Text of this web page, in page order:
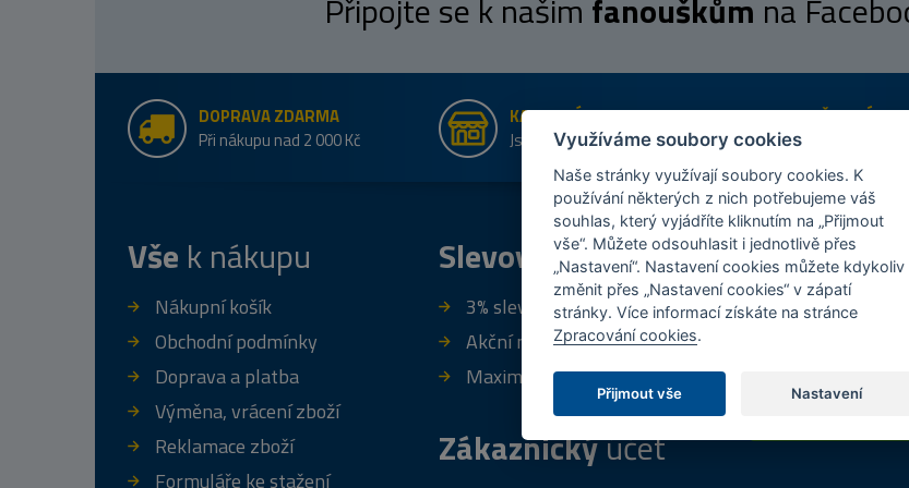
Připojte se k našim fanouškům na
DOPRAVA ZDARMA
Při nákupu nad 2 000 Kč
KAMENNÉ PRODEJNY
Jsme na trhu více než 10 let
ŠIROKÝ
Přes 20
shopu
Vše k nákupu
Nákupní košík
Obchodní podmínky
Doprava a platba
Výměna, vrácení zboží
Reklamace zboží
Formuláře ke stažení
Slevový program
3% sleva za registraci
Akční nabídky
Maximální výprodej
Zákaznickýúčet
Tipyk
Napište nám svůj
vás budeme
o
Využíváme soubory cookies
Naše stránky využívají soubory cookies. K
používání některých z nich potřebujeme váš
souhlas, který vyjádříte kliknutím na „Přijmout
vše“. Můžete odsouhlasit i jednotlivě přes
„Nastavení“. Nastavení cookies můžete kdykoliv
změnit přes „Nastavení cookies“ v zápatí
stránky. Více informací získáte na stránce
Zpracování cookies.
Přijmout vše Nastavení